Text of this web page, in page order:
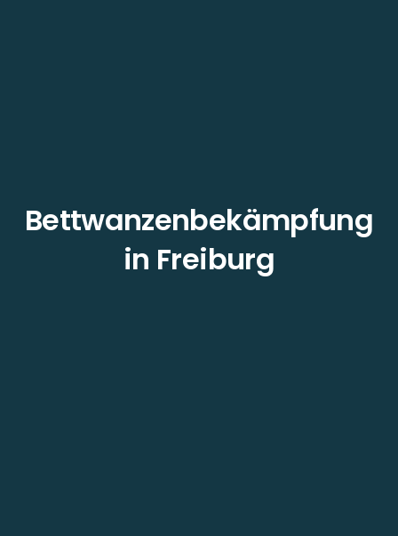
Bettwanzenbekämpfung
in Freiburg